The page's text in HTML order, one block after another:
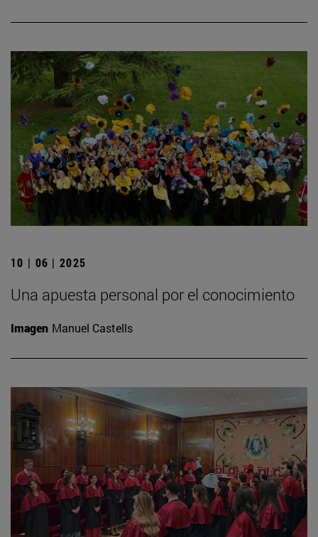
10 | 06 | 2025
Una apuesta personal por el conocimiento
Imagen Manuel Castells